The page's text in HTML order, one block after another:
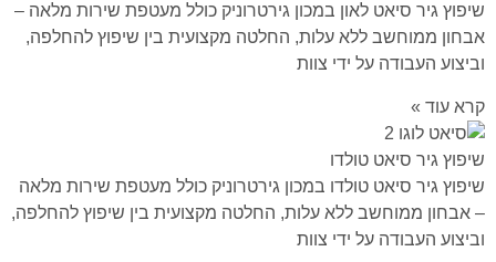
שיפוץ גיר סיאט לאון במכון גירטרוניק כולל מעטפת שירות מלאה –
אבחון ממוחשב ללא עלות, החלטה מקצועית בין שיפוץ להחלפה,
וביצוע העבודה על ידי צוות
קרא עוד »
שיפוץ גיר סיאט טולדו
שיפוץ גיר סיאט טולדו במכון גירטרוניק כולל מעטפת שירות מלאה
– אבחון ממוחשב ללא עלות, החלטה מקצועית בין שיפוץ להחלפה,
וביצוע העבודה על ידי צוות